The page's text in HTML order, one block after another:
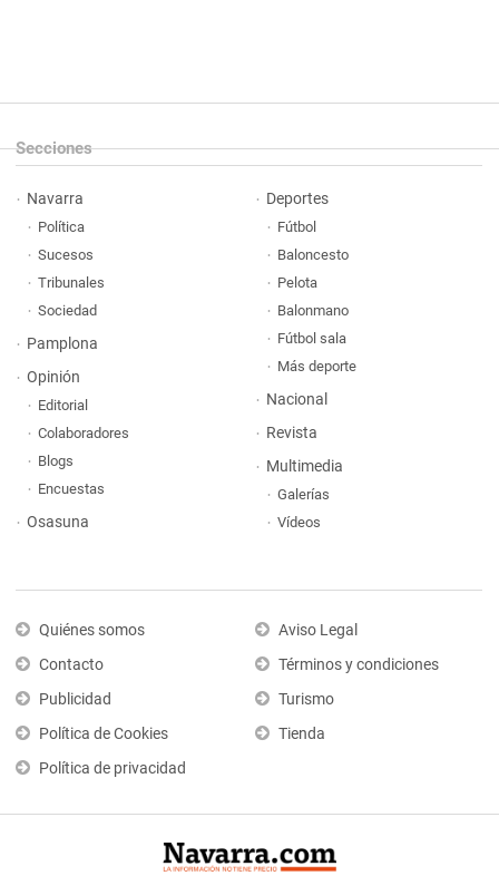
Secciones
Navarra
Política
Sucesos
Tribunales
Sociedad
Pamplona
Opinión
Editorial
Colaboradores
Blogs
Encuestas
Osasuna
Deportes
Fútbol
Baloncesto
Pelota
Balonmano
Fútbol sala
Más deporte
Nacional
Revista
Multimedia
Galerías
Vídeos
Quiénes somos
Contacto
Publicidad
Política de Cookies
Política de privacidad
Aviso Legal
Términos y condiciones
Turismo
Tienda